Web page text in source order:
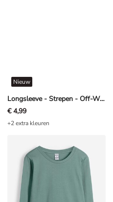
Longsleeve - Strepen - Off-White
Nieuw
€ 4,99
+2 extra kleuren